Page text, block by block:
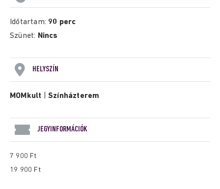
Időtartam: 90 perc
Szünet: Nincs
HELYSZÍN
MOMkult |Színházterem
JEGYINFORMÁCIÓK
7 900 Ft
19 900 Ft